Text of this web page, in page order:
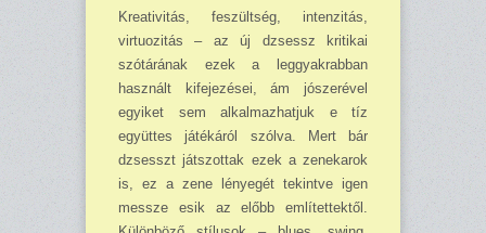
Kreativitás, feszültség, intenzitás,
virtuozitás – az új dzsessz kritikai
szótárának ezek a leggyakrabban
használt kifejezései, ám jószerével
egyiket sem alkalmazhatjuk e tíz
együttes játékáról szólva. Mert bár
dzsesszt játszottak ezek a zeneka­rok
is, ez a zene lényegét tekintve igen
messze esik az előbb említet­tektől.